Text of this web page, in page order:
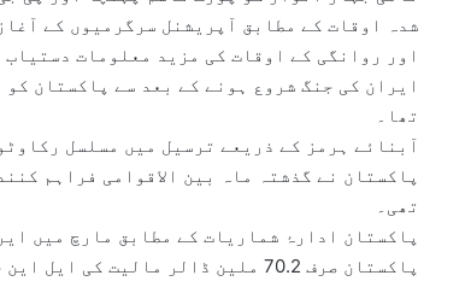
شدہ اوقات کے مطابق آپریشنل سرگرمیوں کے
اور روانگی کے اوقات کی مزید معلومات
تھا۔
آبنائے ہرمز کے ذریعے ترسیل میں مسلسل
پاکستان نے گذشتہ ماہ بین الاقوامی فراہم
تھی۔
پاکستان ادارۂ شماریات کے مطابق مارچ میں
پاکستان صرف 70.2 ملین ڈالر مالیت کی ایل این جی درآمد کر سکا۔